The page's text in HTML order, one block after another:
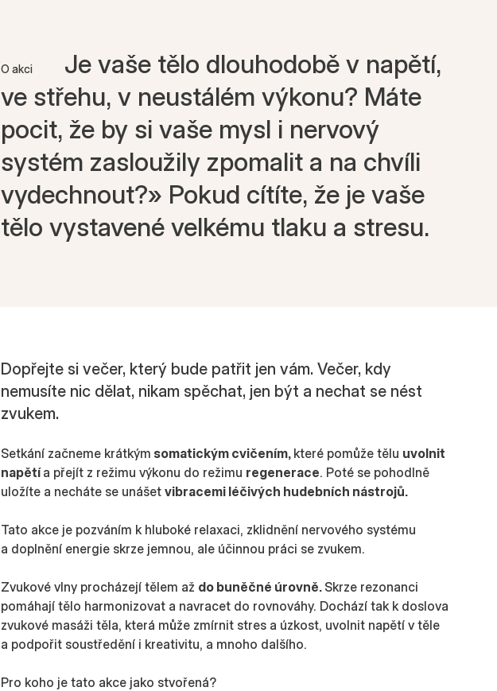
O akci
Je vaše tělo dlouhodobě v napětí,
ve střehu, v neustálém výkonu? Máte
pocit, že by si vaše mysl i nervový
systém zasloužily zpomalit a na chvíli
vydechnout?» Pokud cítíte, že je vaše
tělo vystavené velkému tlaku a stresu.
Dopřejte si večer, který bude patřit jen vám. Večer, kdy
nemusíte nic dělat, nikam spěchat, jen být a nechat se nést
zvukem.
Setkání začneme krátkým somatickým cvičením, které pomůže tělu uvolnit
napětía přejít z režimu výkonu do režimu regenerace. Poté se pohodlně
uložíte a necháte se unášet vibracemi léčivých hudebních nástrojů.
Tato akce je pozváním k hluboké relaxaci, zklidnění nervového systému
a doplnění energie skrze jemnou, ale účinnou práci se zvukem.
Zvukové vlny procházejí tělem až do buněčné úrovně. Skrze rezonanci
pomáhají tělo harmonizovat a navracet do rovnováhy. Dochází tak k doslova
zvukové masáži těla, která může zmírnit stres a úzkost, uvolnit napětí v těle
a podpořit soustředění i kreativitu, a mnoho dalšího.
Pro koho je tato akce jako stvořená?